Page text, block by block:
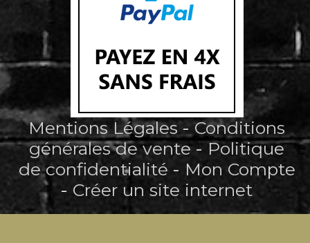
Mentions Légales
Conditions
générales de vente
Politique
de confidentialité
Mon Compte
Créer un site internet